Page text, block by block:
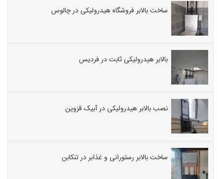
ساخت بالابر فروشگاه هیدرولیکی در چالوس
بالابر هیدرولیکی ثابت در فردیس
نصب بالابر هیدرولیکی در آبیک قزوین
ساخت بالابر رستورانی و غذابر در تنکابن